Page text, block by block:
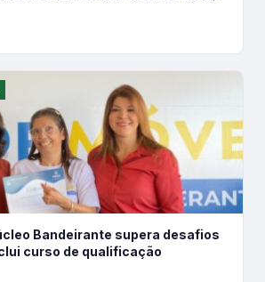
Bandeirante supera desafios
curso de qualificação